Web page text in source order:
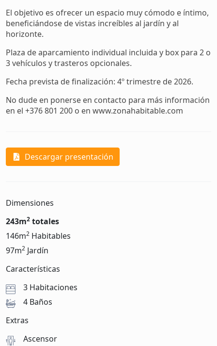
El objetivo es ofrecer un espacio muy cómodo e íntimo,
beneficiándose de vistas increíbles al jardín y al
horizonte.
Plaza de aparcamiento individual incluida y box para 2 o
3 vehículos y trasteros opcionales.
Fecha prevista de finalización: 4º trimestre de 2026.
No dude en ponerse en contacto para más información
en el +376 801 200 o en www.zonahabitable.com
Descargar presentación
Dimensiones
243m2 totales
146m2 Habitables
97m2 Jardín
Características
3 Habitaciones
4 Baños
Extras
Ascensor